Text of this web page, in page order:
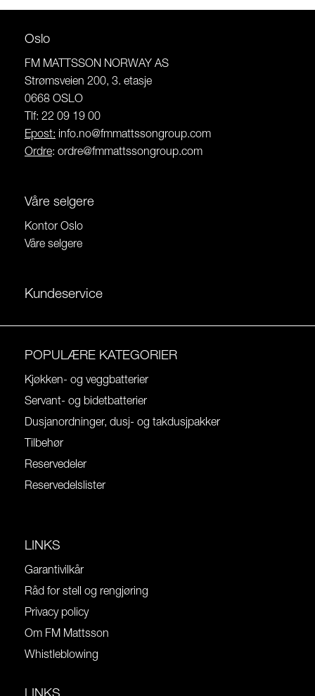
Oslo
FM MATTSSON NORWAY AS
Strømsveien 200, 3. etasje
0668 OSLO
Tlf: 22 09 19 00
Epost: info.no@fmmattssongroup.com
Ordre: ordre@fmmattssongroup.com
Våre selgere
Kontor Oslo
Våre selgere
Kundeservice
POPULÆRE KATEGORIER
Kjøkken- og veggbatterier
Servant- og bidetbatterier
Dusjanordninger, dusj- og takdusjpakker
Tilbehør
Reservedeler
Reservedelslister
LINKS
Garantivilkår
Råd for stell og rengjøring
Privacy policy
Om FM Mattsson
Whistleblowing